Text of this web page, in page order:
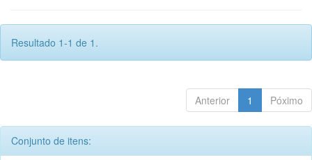
Resultado 1-1 de 1.
Anterior 1 Póximo
Conjunto de itens: